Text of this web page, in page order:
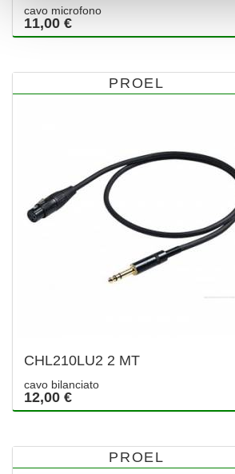
cavo microfono
11,00 €
PROEL
CHL210LU2 2 MT
cavo bilanciato
12,00 €
PROEL